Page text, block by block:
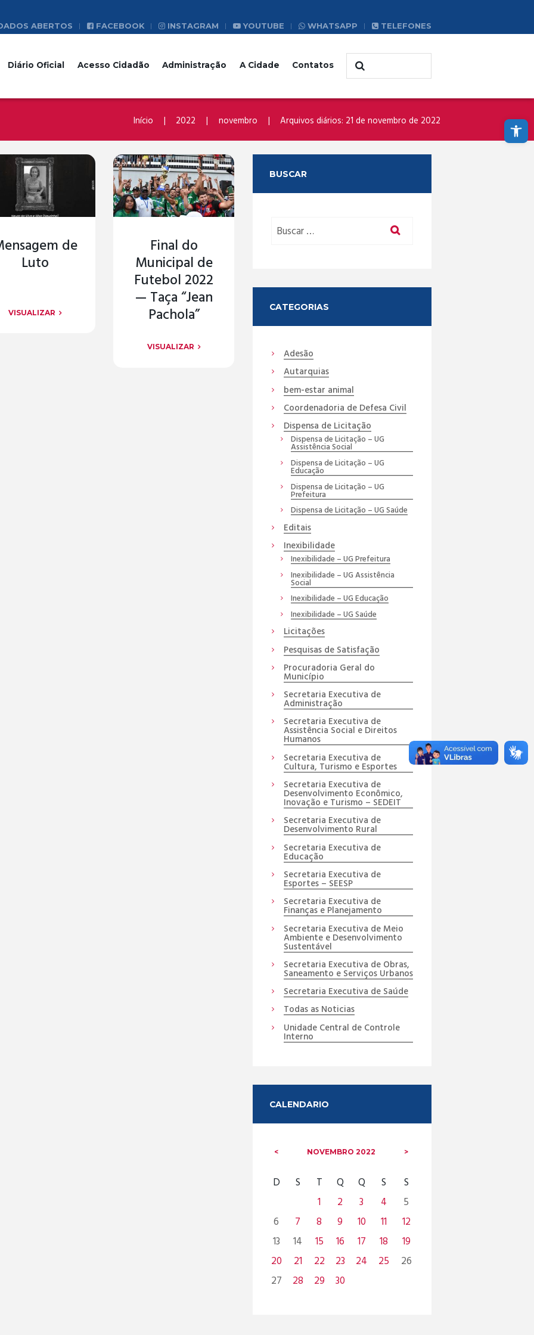
Abrir a barra de ferramentas
ABERTOS FACEBOOK INSTAGRAM YOUTUBE WHATSAPP TELEFONES
Diário Oficial Acesso Cidadão Administração A Cidade Contatos
Início 2022 novembro Arquivos diários: 21 de novembro de 2022
de
Luto
VISUALIZAR
Final do
Municipal de
Futebol 2022
— Taça “Jean
Pachola”
VISUALIZAR
BUSCAR
CATEGORIAS
Adesão
Autarquias
bem-estar animal
Coordenadoria de Defesa Civil
Dispensa de Licitação
Dispensa de Licitação – UG
Assistência Social
Dispensa de Licitação – UG
Educação
Dispensa de Licitação – UG
Prefeitura
Dispensa de Licitação – UG Saúde
Editais
Inexibilidade
Inexibilidade – UG Prefeitura
Inexibilidade – UG Assistência
Social
Inexibilidade – UG Educação
Inexibilidade – UG Saúde
Licitações
Pesquisas de Satisfação
Procuradoria Geral do
Município
Secretaria Executiva de
Administração
Secretaria Executiva de
Assistência Social e Direitos
Humanos
Secretaria Executiva de
Cultura, Turismo e Esportes
Secretaria Executiva de
Desenvolvimento Econômico,
Inovação e Turismo – SEDEIT
Secretaria Executiva de
Desenvolvimento Rural
Secretaria Executiva de
Educação
Secretaria Executiva de
Esportes – SEESP
Secretaria Executiva de
Finanças e Planejamento
Secretaria Executiva de Meio
Ambiente e Desenvolvimento
Sustentável
Secretaria Executiva de Obras,
Saneamento e Serviços Urbanos
Secretaria Executiva de Saúde
Todas as Noticias
Unidade Central de Controle
Interno
CALENDARIO
NOVEMBRO 2022
D S T Q Q S
S
1
2 3 4
5
6
7 8 9 10 11
12
13
14 15 16 17 18
19
20
21 22 23 24 25
26
27
28 29 30